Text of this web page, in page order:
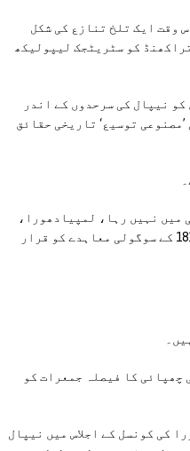
اور لمپیادھورا علاقوں پر مسابقتی دعوے 2020 میں اس وقت ایک تلخ تنازع کی شکل
کو سٹریٹجک لیپولیکھ
نیپال کی سرحدوں کے اندر
توسیع‘ تاریخی حقائق
میں نہیں رہا، لمپیادھورا،
کالاپانی اور لیپولیکھ پر اپنے دعوؤں کی بنیاد برطانوی راج کے ساتھ 1816 کے سوگولی معاہدے کو قرار
چھپائی کا فیصلہ جمعرات کو
کی کونسل کے اجلاس میں نیپال